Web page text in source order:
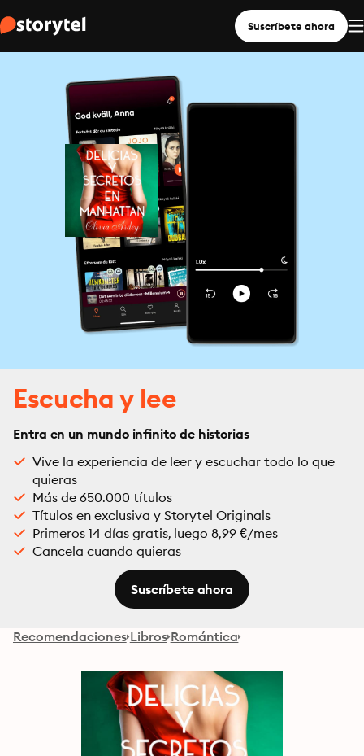
Suscríbete ahora
Escucha y lee
Entra en un mundo infinito de historias
Vive la experiencia de leer y escuchar todo lo que
quieras
Más de 650.000 títulos
Títulos en exclusiva y Storytel Originals
Primeros 14 días gratis, luego 8,99 €/mes
Cancela cuando quieras
Suscríbete ahora
Recomendaciones Libros Romántica